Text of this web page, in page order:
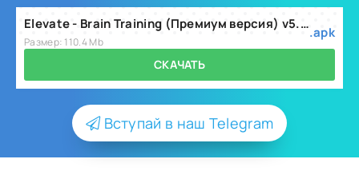
Elevate - Brain Training (Премиум версия) v5.251.0
Размер: 110.4 Mb
.apk
СКАЧАТЬ
Вступай в наш Telegram